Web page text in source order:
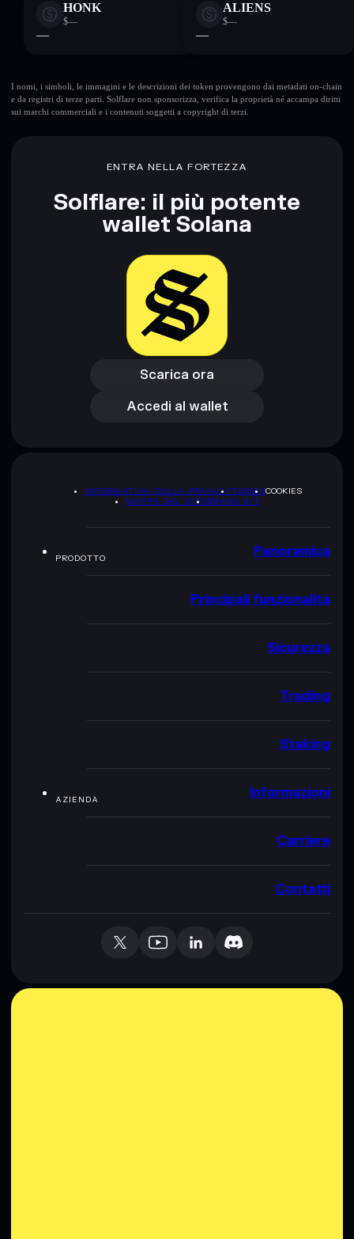
HONK
$—
—
ALIENS
$—
—
I nomi, i simboli, le immagini e le descrizioni dei token provengono dai metadati on-chain
e da registri di terze parti. Solflare non sponsorizza, verifica la proprietà né accampa diritti
sui marchi commerciali e i contenuti soggetti a copyright di terzi.
ENTRA NELLA FORTEZZA
Solflare: il più potente
wallet Solana
Scarica ora
Scarica ora
Accedi al wallet
Accedi al wallet
INFORMATIVA SULLA PRIVACYTERMSCOOKIES
MAPPA DEL SITOBRAND KIT
PRODOTTO Panoramica
Principali funzionalità
Sicurezza
Trading
Staking
AZIENDA Informazioni
Carriere
Contatti